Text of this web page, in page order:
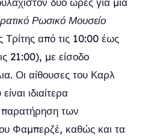
Ρωσικό Μουσείο
Τρίτης από τις 10:00 έως
21:00), με είσοδο
Οι αίθουσες του Καρλ
ιδιαίτερα
παρατήρηση των
Φαμπερζέ, καθώς και τα